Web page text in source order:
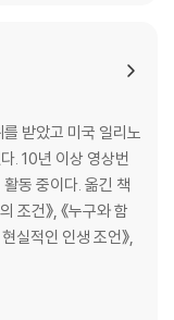
능을 결정한다
달되고 있다는 뜻이다
중한다
한다
받았고 미국 일리노
. 10년 이상 영상번
동 중이다. 옮긴 책
조건》, 《누구와 함
실적인 인생 조언》,